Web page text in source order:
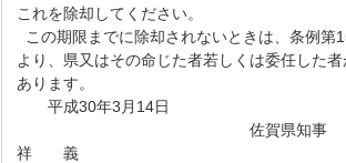
これを除却してください。
この期限までに除却されないときは、条例第
より、県又はその命じた者若しくは委任した
あります。
平成30年3月14日
佐賀県知事
祥 義